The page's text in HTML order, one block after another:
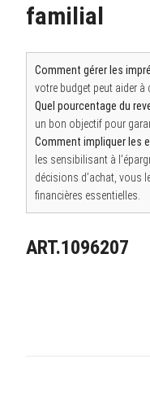
familial
Comment gérer les
votre budget peut aider à
Quel pourcentage du
un bon objectif pour
Comment impliquer les
les sensibilisant à
décisions d’achat, vous
financières essentielles.
ART.1096207